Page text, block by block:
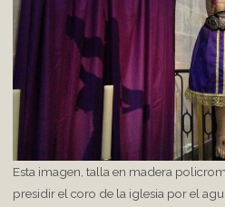
Esta imagen, talla en madera
presidir el coro de la iglesia por el